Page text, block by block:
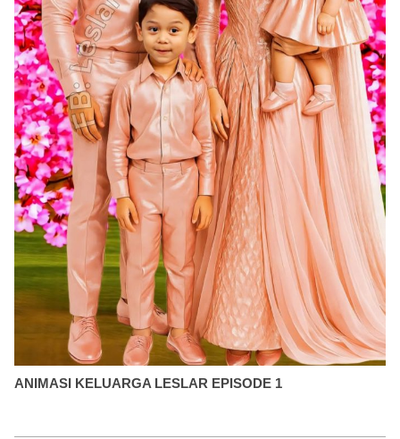
ANIMASI KELUARGA LESLAR EPISODE 1